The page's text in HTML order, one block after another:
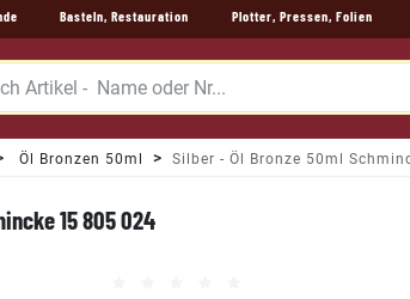
Basteln, Restauration Plotter, Pressen, Folien
Öl Bronzen 50ml Silber - Öl Bronze 50ml
15 805 024